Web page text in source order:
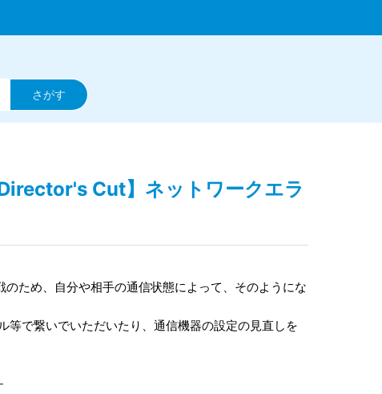
Cut】ネットワークエラ
ため、自分や相手の通信状態によって、そのようにな
で繋いでいただいたり、通信機器の設定の見直しを